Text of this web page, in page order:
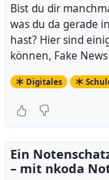
Bist du dir
was du da gerade
hast? Hier sind
können, Fake
Digitales
Ein
– mit nkoda